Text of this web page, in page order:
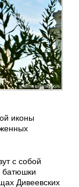
иконы
с собой
батюшки
Дивеевских